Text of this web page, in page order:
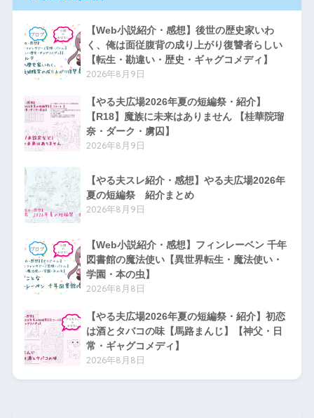
【Web小説紹介・感想】後世の歴史家いわ
く、俺は面従腹背の成り上がり復讐者らしい
【転生・勘違い・歴史・ギャグコメディ】
2026年8月9日
【やる夫広場2026年夏の短編祭・紹介】
【R18】魔族に未来はありません 【桂華院瑠
奈・ダーク・虜囚】
2026年8月9日
【やる夫スレ紹介・感想】やる夫広場2026年
夏の短編祭 紹介まとめ
2026年8月9日
【Web小説紹介・感想】フィンレーベン 千年
図書館の魔法使い【異世界転生・魔法使い・
学園・本の虫】
2026年8月8日
【やる夫広場2026年夏の短編祭・紹介】初恋
は酒とタバコの味【馬路まんじ】【神父・日
常・ギャグコメディ】
2026年8月8日